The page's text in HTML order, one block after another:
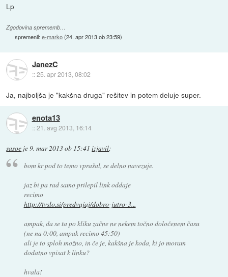
Lp
Zgodovina sprememb…
spremenil:e-marko(24. apr 2013 ob 23:59)
JanezC
::25. apr 2013, 08:02
Ja, najboljša je "kakšna druga" rešitev in potem deluje super.
enota13
::21. avg 2013, 16:14
sasoe je9. mar 2013 ob 15:41 izjavil:
bom kr pod to temo vprašal, se delno navezuje.
jaz bi pa rad samo prilepil link oddaje
recimo
http://tvslo.si/predvajaj/dobro-jutro-3...
ampak, da se ta po kliku začne ne nekem točno določenem času
(ne na 0:00, ampak recimo 45:50)
ali je to sploh možno, in če je, kakšna je koda, ki jo moram
dodatno vpisat k linku?
hvala!